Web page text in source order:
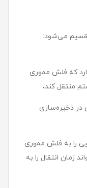
تقسیم می‌شود:
که فلش مموری
منتقل کند،
در ذخیره‌سازی
را به فلش مموری
زمان انتقال را به